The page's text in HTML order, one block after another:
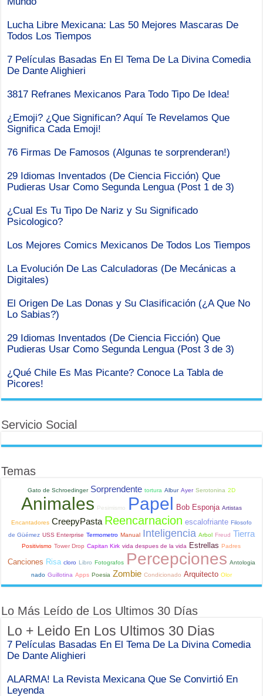
Lucha Libre Mexicana: Las 50 Mejores Mascaras De
Todos Los Tiempos
7 Películas Basadas En El Tema De La Divina Comedia
De Dante Alighieri
3817 Refranes Mexicanos Para Todo Tipo De Idea!
¿Emoji? ¿Que Significan? Aquí Te Revelamos Que
Significa Cada Emoji!
76 Firmas De Famosos (Algunas te sorprenderan!)
29 Idiomas Inventados (De Ciencia Ficción) Que
Pudieras Usar Como Segunda Lengua (Post 1 de 3)
¿Cual Es Tu Tipo De Nariz y Su Significado
Psicologico?
Los Mejores Comics Mexicanos De Todos Los Tiempos
La Evolución De Las Calculadoras (De Mecánicas a
Digitales)
El Origen De Las Donas y Su Clasificación (¿A Que No
Lo Sabias?)
29 Idiomas Inventados (De Ciencia Ficción) Que
Pudieras Usar Como Segunda Lengua (Post 3 de 3)
¿Qué Chile Es Mas Picante? Conoce La Tabla de
Picores!
Servicio Social
Temas
Gato de Schroedinger Sorprendente tortura Albur Ayer Serotonina 2D
Animales Pesimismo Papel Bob Esponja Artistas
Encantadores CreepyPasta Reencarnacion escalofriante Filosofo
de Güémez USS Enterprise Termometro Manual Inteligencia Arbol Freud Tierra
Positivismo Tower Drop Capitan Kirk vida despues de la vida Estrellas Padres
Canciones Risa cloro Libro Fotografos Percepciones Antologia
nado Guillotina Apps Poesia Zombie Condicionado Arquitecto Olor
Lo Más Leído de Los Ultimos 30 Días
Lo + Leido En Los Ultimos 30 Dias
7 Películas Basadas En El Tema De La Divina Comedia
De Dante Alighieri
ALARMA! La Revista Mexicana Que Se Convirtió En
Leyenda